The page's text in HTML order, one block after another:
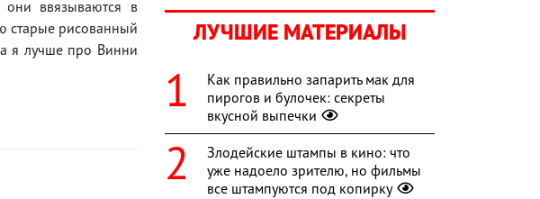
ввязываются в
старые рисованный
я лучше про Винни
ЛУЧШИЕ МАТЕРИАЛЫ
Как правильно запарить мак для
пирогов и булочек: секреты
вкусной выпечки
Злодейские штампы в кино: что
уже надоело зрителю, но фильмы
все штампуются под копирку